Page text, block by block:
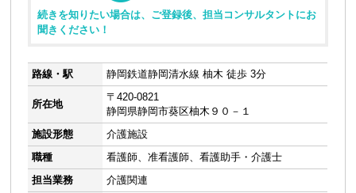
続きを知りたい場合は、ご登録後、担当コンサルタントにお
聞きください！
路線・駅 静岡鉄道静岡清水線 柚木 徒歩 3分
所在地
〒420-0821
静岡県静岡市葵区柚木９０－１
施設形態
介護施設
職種
看護師、准看護師、看護助手・介護士
担当業務
介護関連